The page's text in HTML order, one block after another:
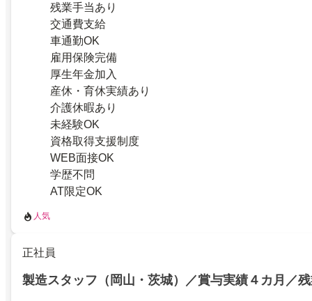
残業手当あり
交通費支給
車通勤OK
雇用保険完備
厚生年金加入
産休・育休実績あり
介護休暇あり
未経験OK
資格取得支援制度
WEB面接OK
学歴不問
AT限定OK
人気
正社員
製造スタッフ（岡山・茨城）／賞与実績４カ月／